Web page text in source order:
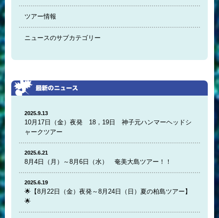
ツアー情報
ニュースのサブカテゴリー
2025.9.13
10月17日（金）夜発 18，19日 神子元ハンマーヘッドシ
ャークツアー
2025.6.21
8月4日（月）～8月6日（水） 奄美大島ツアー！！
2025.6.19
🌟【8月22日（金）夜発～8月24日（日）夏の柏島ツアー】
🌟